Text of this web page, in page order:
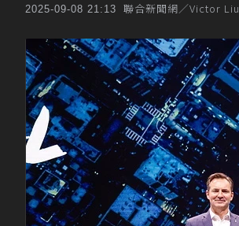
2025-09-08 21:13 聯合新聞網／Victor Liu